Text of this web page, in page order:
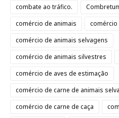
combate ao tráfico.
comércio de animais
comércio
comércio de animais selvagens
comércio de animais silvestres
comércio de aves de estimação
comércio de carne de animais
comércio de carne de caça